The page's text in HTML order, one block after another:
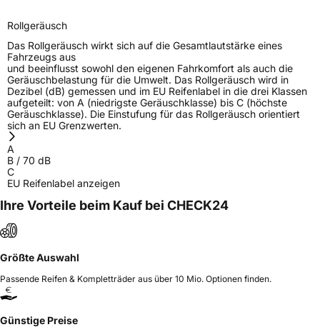
Rollgeräusch
Das Rollgeräusch wirkt sich auf die Gesamtlautstärke eines
Fahrzeugs aus
und beeinflusst sowohl den eigenen Fahrkomfort als auch die
Geräuschbelastung für die Umwelt. Das Rollgeräusch wird in
Dezibel (dB) gemessen und im EU Reifenlabel in die drei Klassen
aufgeteilt: von A (niedrigste Geräuschklasse) bis C (höchste
Geräuschklasse). Die Einstufung für das Rollgeräusch orientiert
sich an EU Grenzwerten.
A
B / 70 dB
C
EU Reifenlabel anzeigen
Ihre Vorteile beim Kauf bei CHECK24
Größte Auswahl
Passende Reifen & Kompletträder aus über 10 Mio. Optionen finden.
Günstige Preise